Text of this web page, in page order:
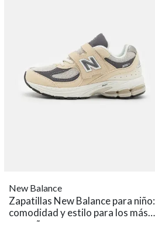
New Balance
Zapatillas New Balance para niño:
comodidad y estilo para los más
pequeños